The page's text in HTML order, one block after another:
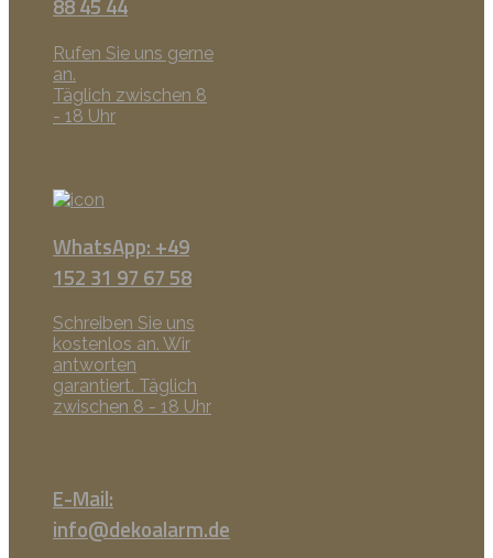
88 45 44
Rufen Sie uns gerne
an.
Täglich zwischen 8
- 18 Uhr
WhatsApp: +49
152 31 97 67 58
Schreiben Sie uns
kostenlos an. Wir
antworten
garantiert. Täglich
zwischen 8 - 18 Uhr
E-Mail:
info@dekoalarm.de